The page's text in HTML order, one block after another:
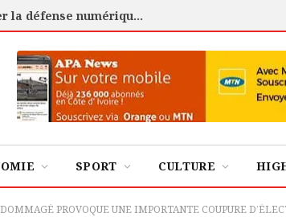
Cybersécurité : l’ANSSI certifie 88 experts pour renforcer la défense numérique de la Côte d’Ivoire
SPORT CULTURE
PROVOQUE UNE IMPORTANTE COUPURE